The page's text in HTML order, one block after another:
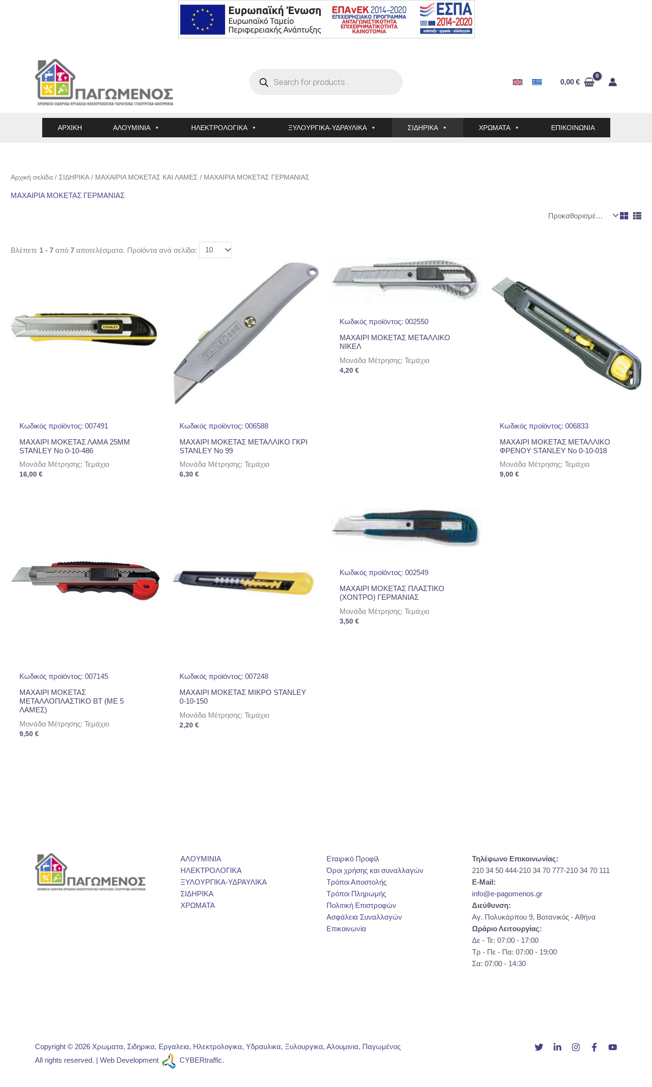
0,00 €
ΑΡΧΙΚΗ ΑΛΟΥΜΙΝΙΑ ΗΛΕΚΤΡΟΛΟΓΙΚΑ ΞΥΛΟΥΡΓΙΚΑ-ΥΔΡΑΥΛΙΚΑ ΣΙΔΗΡΙΚΑ ΧΡΩΜΑΤΑ ΕΠΙΚΟΙΝΩΝΙΑ
Αρχική σελίδα / ΣΙΔΗΡΙΚΑ / ΜΑΧΑΙΡΙΑ ΜΟΚΕΤΑΣ ΚΑΙ ΛΑΜΕΣ / ΜΑΧΑΙΡΙΑ ΜΟΚΕΤΑΣ ΓΕΡΜΑΝΙΑΣ
ΜΑΧΑΙΡΙΑ ΜΟΚΕΤΑΣ ΓΕΡΜΑΝΙΑΣ
Βλέπετε 1 - 7 από 7 αποτελέσματα. Προϊόντα ανά σελίδα:
Κωδικός προϊόντος: 007491
ΜΑΧΑΙΡΙ ΜΟΚΕΤΑΣ ΛΑΜΑ 25ΜΜ
STANLEY Νο 0-10-486
Μονάδα Μέτρησης: Τεμάχιο
16,00 €
Κωδικός προϊόντος: 006588
ΜΑΧΑΙΡΙ ΜΟΚΕΤΑΣ ΜΕΤΑΛΛΙΚΟ ΓΚΡΙ
STANLEY No 99
Μονάδα Μέτρησης: Τεμάχιο
6,30 €
Κωδικός προϊόντος: 002550
ΜΑΧΑΙΡΙ ΜΟΚΕΤΑΣ ΜΕΤΑΛΛΙΚΟ
ΝΙΚΕΛ
Μονάδα Μέτρησης: Τεμάχιο
4,20 €
Κωδικός προϊόντος: 006833
ΜΑΧΑΙΡΙ ΜΟΚΕΤΑΣ ΜΕΤΑΛΛΙΚΟ
ΦΡΕΝΟΥ STANLEY Νο 0-10-018
Μονάδα Μέτρησης: Τεμάχιο
9,00 €
Κωδικός προϊόντος: 007145
ΜΑΧΑΙΡΙ ΜΟΚΕΤΑΣ
ΜΕΤΑΛΛΟΠΛΑΣΤΙΚΟ ΒΤ (ΜΕ 5
ΛΑΜΕΣ)
Μονάδα Μέτρησης: Τεμάχιο
9,50 €
Κωδικός προϊόντος: 007248
ΜΑΧΑΙΡΙ ΜΟΚΕΤΑΣ ΜΙΚΡΟ STANLEY
0-10-150
Μονάδα Μέτρησης: Τεμάχιο
2,20 €
Κωδικός προϊόντος: 002549
ΜΑΧΑΙΡΙ ΜΟΚΕΤΑΣ ΠΛΑΣΤΙΚΟ
(ΧΟΝΤΡΟ) ΓΕΡΜΑΝΙΑΣ
Μονάδα Μέτρησης: Τεμάχιο
3,50 €
ΑΛΟΥΜΙΝΙΑ
ΗΛΕΚΤΡΟΛΟΓΙΚΑ
ΞΥΛΟΥΡΓΙΚΑ-ΥΔΡΑΥΛΙΚΑ
ΣΙΔΗΡΙΚΑ
ΧΡΩΜΑΤΑ
Εταιρικό Προφίλ
Όροι χρήσης και συναλλαγών
Τρόποι Αποστολής
Τρόποι Πληρωμής
Πολιτική Επιστροφών
Ασφάλεια Συναλλαγών
Επικοινωνία
Τηλέφωνο Επικοινωνίας:
210 34 50 444-210 34 70 777-210 34 70 111
E-Mail:
info@e-pagomenos.gr
Διεύθυνση:
Αγ. Πολυκάρπου 9, Βοτανικός - Αθήνα
Ωράριο Λειτουργίας:
Δε - Τε: 07:00 - 17:00
Τρ - Πε - Πα: 07:00 - 19:00
Σα: 07:00 - 14:30
Copyright © 2026 Χρωματα, Σιδηρικα, Εργαλεια, Ηλεκτρολογικα, Υδραυλικα, Ξυλουργικα, Αλουμινια, Παγωμένος
All rights reserved. | Web Development
CYBERtraffic.